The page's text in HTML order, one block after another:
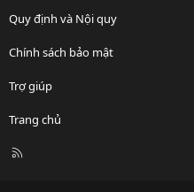
Quy định và Nội quy
Chính sách bảo mật
Trợ giúp
Trang chủ
R